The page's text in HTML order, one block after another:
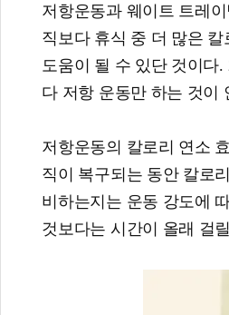
저항운동과 웨이트 트레
직보다 휴식 중 더 많은
도움이 될 수 있단 것이다
다 저항 운동만 하는 것이
저항운동의 칼로리 연소
직이 복구되는 동안 칼로
비하는지는 운동 강도에
것보다는 시간이 올래 걸